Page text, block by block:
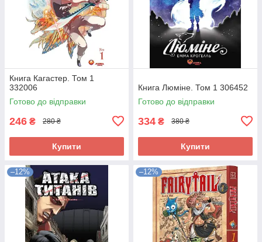
Книга Кагастер. Том 1
332006
Готово до відправки
246 ₴ 280 ₴
Купити
Книга Люміне. Том 1 306452
Готово до відправки
334 ₴ 380 ₴
Купити
–12% –12%